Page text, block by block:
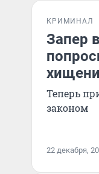
КРИМИНАЛ
Запер
Теперь
законом
22 декабря,